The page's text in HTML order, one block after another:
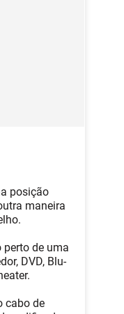
posição
maneira
perto de uma
DVD, Blu-
cabo de